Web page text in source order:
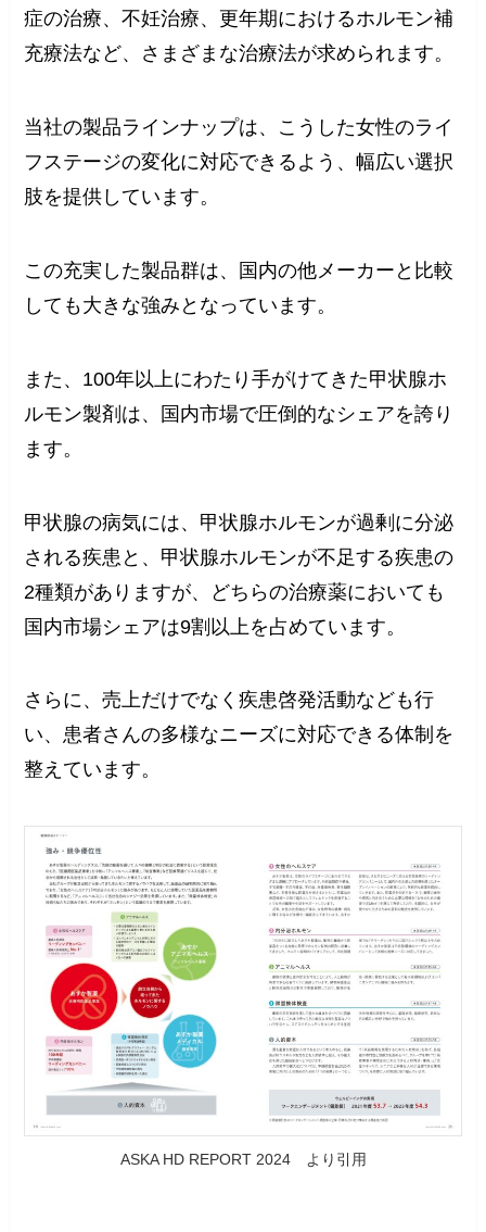
症の治療、不妊治療、更年期におけるホルモン補
充療法など、さまざまな治療法が求められます。
当社の製品ラインナップは、こうした女性のライ
フステージの変化に対応できるよう、幅広い選択
肢を提供しています。
この充実した製品群は、国内の他メーカーと比較
しても大きな強みとなっています。
また、100年以上にわたり手がけてきた甲状腺ホ
ルモン製剤は、国内市場で圧倒的なシェアを誇り
ます。
甲状腺の病気には、甲状腺ホルモンが過剰に分泌
される疾患と、甲状腺ホルモンが不足する疾患の
2種類がありますが、どちらの治療薬においても
国内市場シェアは9割以上を占めています。
さらに、売上だけでなく疾患啓発活動なども行
い、患者さんの多様なニーズに対応できる体制を
整えています。
ASKA HD REPORT 2024 より引用